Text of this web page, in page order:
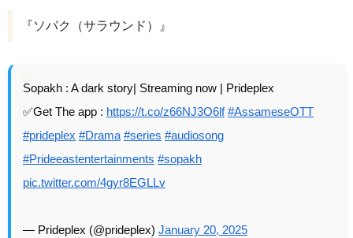
『ソパク（サラウンド）』
Sopakh : A dark story| Streaming now | Prideplex
✅Get The app : https://t.co/z66NJ3O6lf #AssameseOTT
#prideplex #Drama #series #audiosong
#Prideeastentertainments #sopakh
pic.twitter.com/4gyr8EGLLv
— Prideplex (@prideplex) January 20, 2025